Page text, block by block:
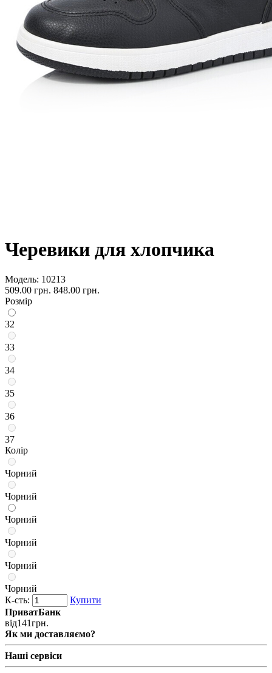
Черевики для хлопчика
Модель: 10213
509.00 грн. 848.00 грн.
Розмір
32
33
34
35
36
37
Колір
Чорний
Чорний
Чорний
Чорний
Чорний
Чорний
К-сть:
Купити
ПриватБанк
від141грн.
Як ми доставляємо?
Наші сервіси